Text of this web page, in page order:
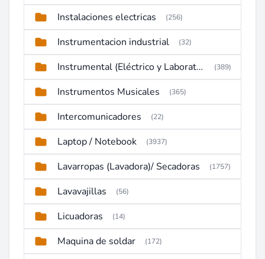
Instalaciones electricas (256)
Instrumentacion industrial (32)
Instrumental (Eléctrico y Laboratorio) (389)
Instrumentos Musicales (365)
Intercomunicadores (22)
Laptop / Notebook (3937)
Lavarropas (Lavadora)/ Secadoras (1757)
Lavavajillas (56)
Licuadoras (14)
Maquina de soldar (172)